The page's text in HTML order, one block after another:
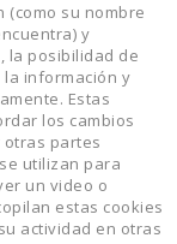
(como su nombre
y
la posibilidad de
información y
Estas
los cambios
partes
utilizan para
un video o
estas cookies
actividad en otras